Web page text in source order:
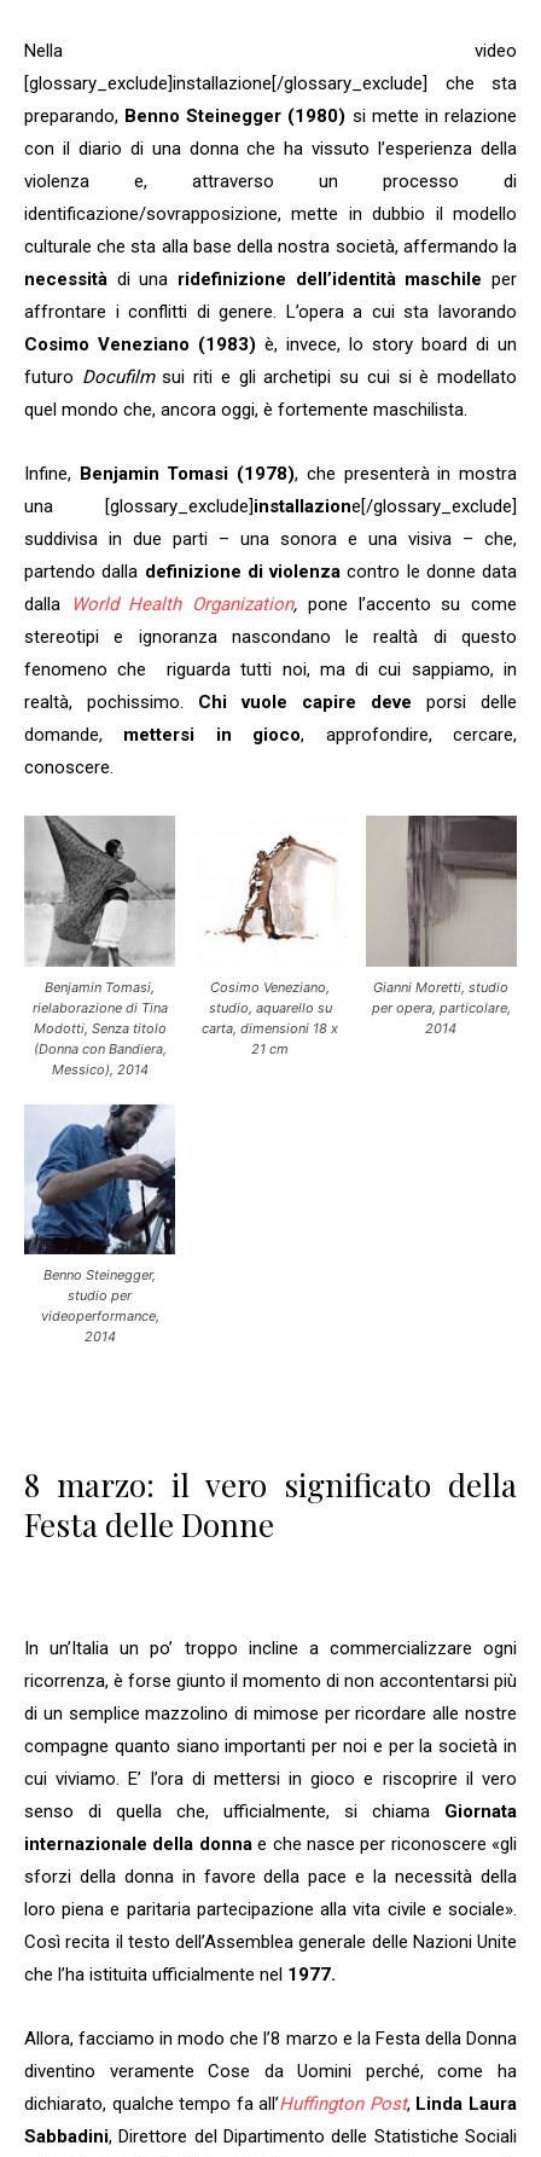
Nella video
[glossary_exclude]installazione[/glossary_exclude] che sta
preparando, Benno Steinegger (1980) si mette in relazione
con il diario di una donna che ha vissuto l’esperienza della
violenza e, attraverso un processo di
identificazione/sovrapposizione, mette in dubbio il modello
culturale che sta alla base della nostra società, affermando la
necessità di una ridefinizione dell’identità maschile per
affrontare i conflitti di genere. L’opera a cui sta lavorando
Cosimo Veneziano (1983) è, invece, lo story board di un
futuro Docufilmsui riti e gli archetipi su cui si è modellato
quel mondo che, ancora oggi, è fortemente maschilista.
Infine, Benjamin Tomasi (1978), che presenterà in mostra
una [glossary_exclude]installazione[/glossary_exclude]
suddivisa in due parti – una sonora e una visiva – che,
partendo dalla definizione di violenza contro le donne data
dalla
World Health Organization, pone l’accento su come
stereotipi e ignoranza nascondano le realtà di questo
fenomeno che riguarda tutti noi, ma di cui sappiamo, in
realtà, pochissimo. Chi vuole capire deve porsi delle
domande, mettersi in gioco, approfondire, cercare,
conoscere.
Benjamin Tomasi,
rielaborazione di Tina
Modotti, Senza titolo
(Donna con Bandiera,
Messico), 2014
Cosimo Veneziano,
studio, aquarello su
carta, dimensioni 18 x
21 cm
Gianni Moretti, studio
per opera, particolare,
2014
Benno Steinegger,
studio per
videoperformance,
2014
8 marzo: il vero significato della
Festa delle Donne
In un’Italia un po’ troppo incline a commercializzare ogni
ricorrenza, è forse giunto il momento di non accontentarsi più
di un semplice mazzolino di mimose per ricordare alle nostre
compagne quanto siano importanti per noi e per la società in
cui viviamo. E’ l’ora di mettersi in gioco e riscoprire il vero
senso di quella che, ufficialmente, si chiama Giornata
internazionale della donnae che nasce per riconoscere «gli
sforzi della donna in favore della pace e la necessità della
loro piena e paritaria partecipazione alla vita civile e sociale».
Così recita il testo dell’Assemblea generale delle Nazioni Unite
che l’ha istituita ufficialmente nel 1977.
Allora, facciamo in modo che l’8 marzo e la Festa della Donna
diventino veramente Cose da Uomini perché, come ha
dichiarato, qualche tempo fa all’Huffington Post, Linda Laura
Sabbadini, Direttore del Dipartimento delle Statistiche Sociali